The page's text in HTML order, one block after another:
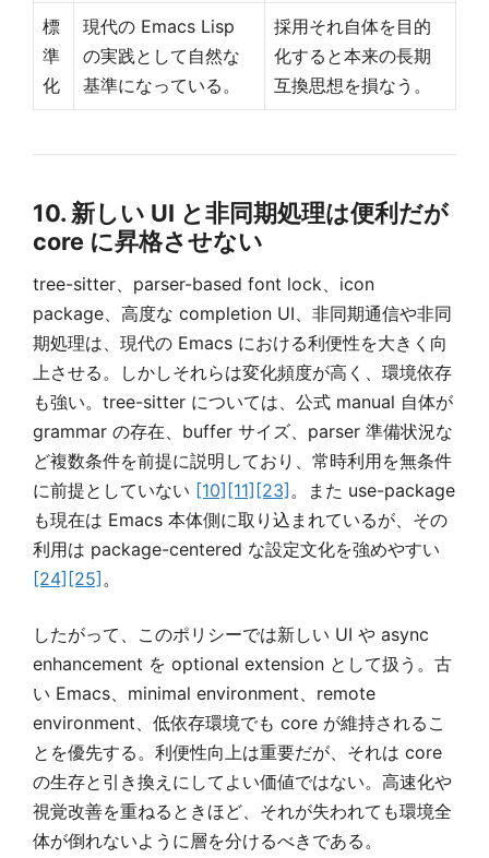
標
準
化
現代の Emacs Lisp
の実践として自然な
基準になっている。
採用それ自体を目的
化すると本来の長期
互換思想を損なう。
10. 新しい UI と非同期処理は便利だが
core に昇格させない
tree-sitter、parser-based font lock、icon
package、高度な completion UI、非同期通信や非同
期処理は、現代の Emacs における利便性を大きく向
上させる。しかしそれらは変化頻度が高く、環境依存
も強い。tree-sitter については、公式 manual 自体が
grammar の存在、buffer サイズ、parser 準備状況な
ど複数条件を前提に説明しており、常時利用を無条件
に前提としていない [10] [11] [23] 。また use-package
も現在は Emacs 本体側に取り込まれているが、その
利用は package-centered な設定文化を強めやすい
[24] [25] 。
したがって、このポリシーでは新しい UI や async
enhancement を optional extension として扱う。古
い Emacs、minimal environment、remote
environment、低依存環境でも core が維持されるこ
とを優先する。利便性向上は重要だが、それは core
の生存と引き換えにしてよい価値ではない。高速化や
視覚改善を重ねるときほど、それが失われても環境全
体が倒れないように層を分けるべきである。